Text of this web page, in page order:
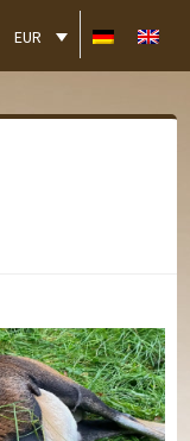
EUR